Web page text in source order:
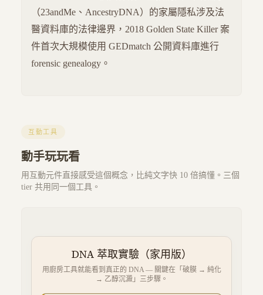
（23andMe、AncestryDNA）的家屬隱私涉及法
醫資料庫的法律邊界，2018 Golden State Killer 案
件首次大規模使用 GEDmatch 公開資料庫進行
forensic genealogy。
互動工具
動手玩玩看
用互動元件直接感受這個概念，比純文字快 10 倍搞懂。三個
tier 共用同一個工具。
DNA 萃取實驗（家用版）
用廚房工具就能看到真正的 DNA — 關鍵在「破膜 → 純化
→ 乙醇沉澱」三步驟。